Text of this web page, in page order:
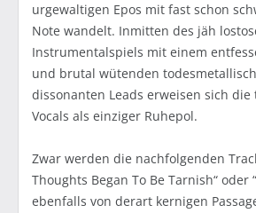
urgewaltigen Epos mit fast schon
Note wandelt. Inmitten des jäh
Instrumentalspiels mit einem
und brutal wütenden
dissonanten Leads erweisen sich
Vocals als einziger Ruhepol.
Zwar werden die nachfolgenden
Thoughts Began To Be Tarnish“ oder
ebenfalls von derart kernigen